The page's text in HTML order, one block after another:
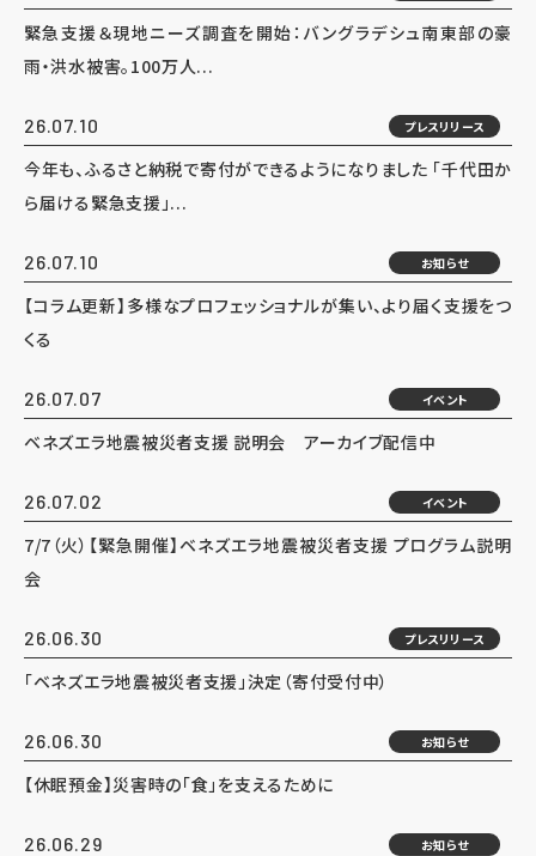
緊急支援＆現地ニーズ調査を開始：バングラデシュ南東部の豪
雨・洪水被害。100万人...
26.07.10 プレスリリース
今年も、ふるさと納税で寄付ができるようになりました 「千代田か
ら届ける緊急支援」...
26.07.10 お知らせ
【コラム更新】多様なプロフェッショナルが集い、より届く支援をつ
くる
26.07.07 イベント
ベネズエラ地震被災者支援 説明会 アーカイブ配信中
26.07.02 イベント
7/7（火）【緊急開催】ベネズエラ地震被災者支援 プログラム説明
会
26.06.30 プレスリリース
「ベネズエラ地震被災者支援」決定（寄付受付中）
26.06.30 お知らせ
【休眠預金】災害時の「食」を支えるために
26.06.29 お知らせ